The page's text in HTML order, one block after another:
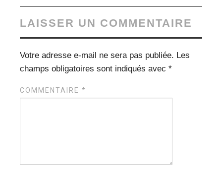
LAISSER UN COMMENTAIRE
Votre adresse e-mail ne sera pas publiée. Les
champs obligatoires sont indiqués avec*
COMMENTAIRE*